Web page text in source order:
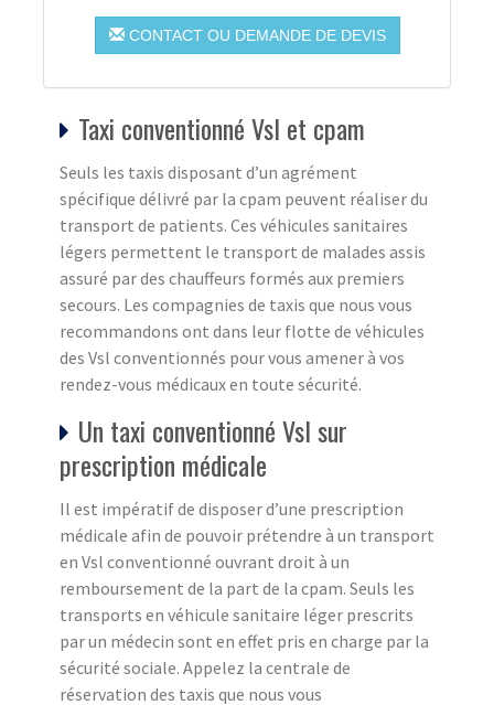
CONTACT OU DEMANDE DE DEVIS
Taxi conventionné Vsl et cpam
Seuls les taxis disposant d’un agrément
spécifique délivré par la cpam peuvent réaliser du
transport de patients. Ces véhicules sanitaires
légers permettent le transport de malades assis
assuré par des chauffeurs formés aux premiers
secours. Les compagnies de taxis que nous vous
recommandons ont dans leur flotte de véhicules
des Vsl conventionnés pour vous amener à vos
rendez-vous médicaux en toute sécurité.
Un taxi conventionné Vsl sur
prescription médicale
Il est impératif de disposer d’une prescription
médicale afin de pouvoir prétendre à un transport
en Vsl conventionné ouvrant droit à un
remboursement de la part de la cpam. Seuls les
transports en véhicule sanitaire léger prescrits
par un médecin sont en effet pris en charge par la
sécurité sociale. Appelez la centrale de
réservation des taxis que nous vous